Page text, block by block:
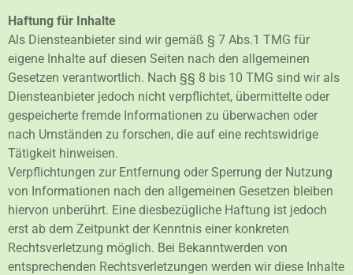
Haftung für Inhalte
Als Diensteanbieter sind wir gemäß § 7 Abs.1 TMG für
eigene Inhalte auf diesen Seiten nach den allgemeinen
Gesetzen verantwortlich. Nach §§ 8 bis 10 TMG sind wir als
Diensteanbieter jedoch nicht verpflichtet, übermittelte oder
gespeicherte fremde Informationen zu überwachen oder
nach Umständen zu forschen, die auf eine rechtswidrige
Tätigkeit hinweisen.
Verpflichtungen zur Entfernung oder Sperrung der Nutzung
von Informationen nach den allgemeinen Gesetzen bleiben
hiervon unberührt. Eine diesbezügliche Haftung ist jedoch
erst ab dem Zeitpunkt der Kenntnis einer konkreten
Rechtsverletzung möglich. Bei Bekanntwerden von
entsprechenden Rechtsverletzungen werden wir diese Inhalte